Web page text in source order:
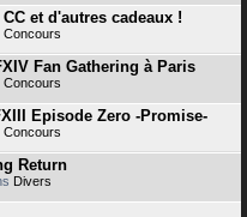
et d'autres cadeaux !
Concours
Fan Gathering à Paris
Concours
Episode Zero -Promise-
Concours
Return
Divers